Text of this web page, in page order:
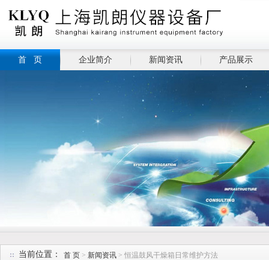
首 页 企业简介 新闻资讯 产品展示
当前位置： 首 页 > 新闻资讯 > 恒温鼓风干燥箱日常维护方法